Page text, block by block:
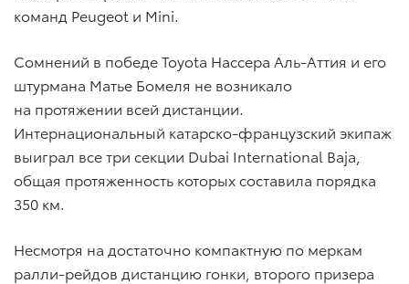
команд Peugeot и Mini.
Сомнений в победе Toyota Нассера Аль-Аттия и его
штурмана Матье Бомеля не возникало
на протяжении всей дистанции.
Интернациональный катарско-французский экипаж
выиграл все три секции Dubai International Baja,
общая протяженность которых составила порядка
350 км.
Несмотря на достаточно компактную по меркам
ралли-рейдов дистанцию гонки, второго призера